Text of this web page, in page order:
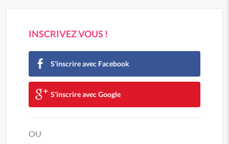
INSCRIVEZ VOUS !
S'inscrire avec Facebook
S'inscrire avec Google
OU